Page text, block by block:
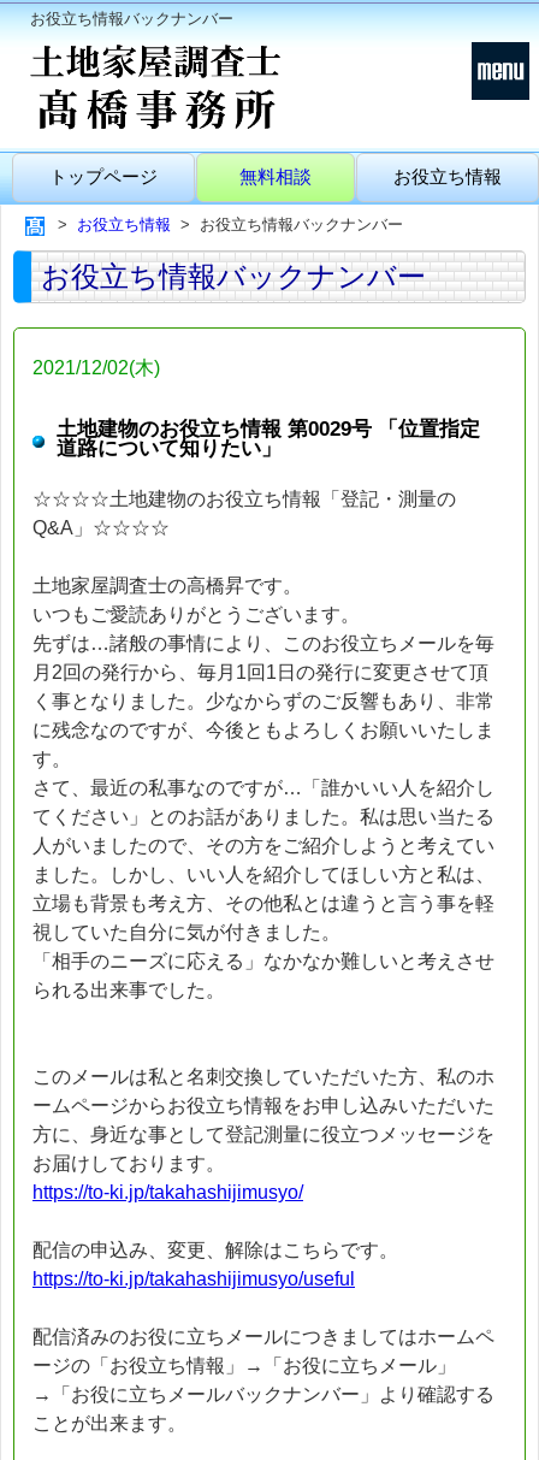
お役立ち情報バックナンバー
トップページ 無料相談 お役立ち情報
お役立ち情報 お役立ち情報バックナンバー
お役立ち情報バックナンバー
2021/12/02(木)
土地建物のお役立ち情報 第0029号 「位置指定
道路について知りたい」
☆☆☆☆土地建物のお役立ち情報「登記・測量の
Q&A」☆☆☆☆
土地家屋調査士の高橋昇です。
いつもご愛読ありがとうございます。
先ずは…諸般の事情により、このお役立ちメールを毎
月2回の発行から、毎月1回1日の発行に変更させて頂
く事となりました。少なからずのご反響もあり、非常
に残念なのですが、今後ともよろしくお願いいたしま
す。
さて、最近の私事なのですが…「誰かいい人を紹介し
てください」とのお話がありました。私は思い当たる
人がいましたので、その方をご紹介しようと考えてい
ました。しかし、いい人を紹介してほしい方と私は、
立場も背景も考え方、その他私とは違うと言う事を軽
視していた自分に気が付きました。
「相手のニーズに応える」なかなか難しいと考えさせ
られる出来事でした。
このメールは私と名刺交換していただいた方、私のホ
ームページからお役立ち情報をお申し込みいただいた
方に、身近な事として登記測量に役立つメッセージを
お届けしております。
https://to-ki.jp/takahashijimusyo/
配信の申込み、変更、解除はこちらです。
https://to-ki.jp/takahashijimusyo/useful
配信済みのお役に立ちメールにつきましてはホームペ
ージの「お役立ち情報」→「お役に立ちメール」
→「お役に立ちメールバックナンバー」より確認する
ことが出来ます。